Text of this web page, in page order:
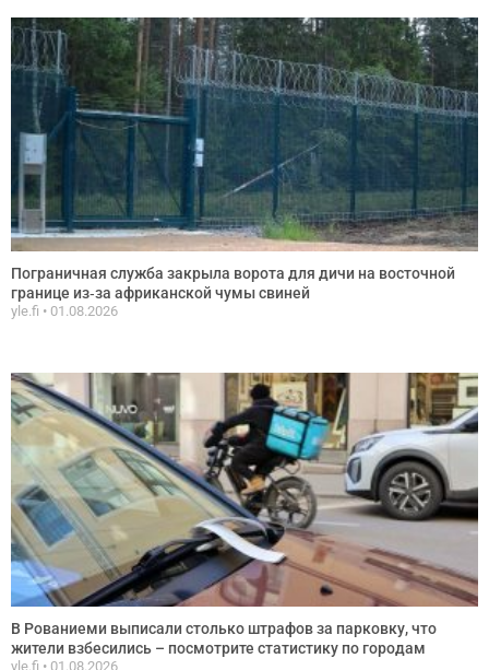
Пограничная служба закрыла ворота для дичи на восточной
границе из‑за африканской чумы свиней
yle.fi 01.08.2026
В Рованиеми выписали столько штрафов за парковку, что
жители взбесились – посмотрите статистику по городам
yle.fi 01.08.2026